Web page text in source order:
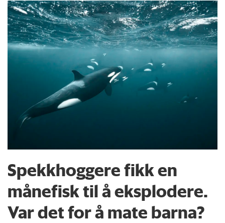
Spekkhoggere fikk en
månefisk til å eksplodere.
Var det for å mate barna?